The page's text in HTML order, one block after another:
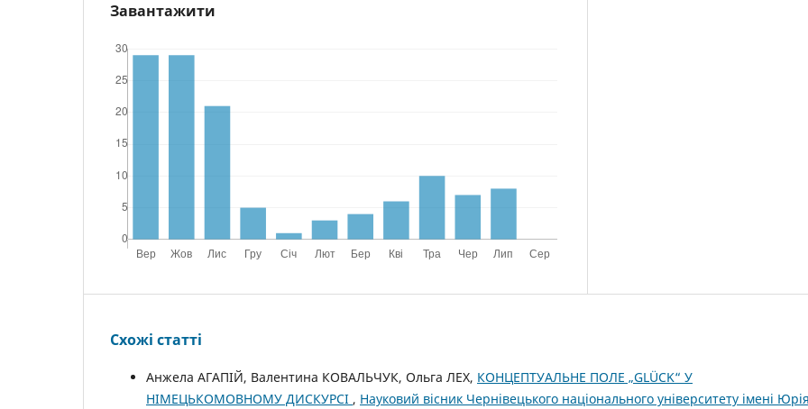
Завантажити
Схожі статті
Анжела АГАПІЙ, Валентина КОВАЛЬЧУК, Ольга ЛЕХ, КОНЦЕПТУАЛЬНЕ ПОЛЕ „GLÜCK“ У
НІМЕЦЬКОМОВНОМУ ДИСКУРСІ , Науковий вісник Чернівецького національного університету імені Юрія